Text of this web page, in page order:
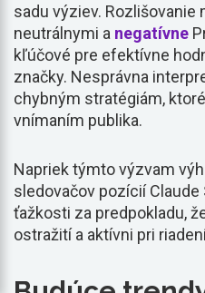
sadu výziev.
neutrálnymi a negatívne
kľúčové pre efektívne
značky. Nesprávna
chybným stratégiám,
vnímaním publika.
Napriek týmto výzvam
sledovačov pozícií Claude
ťažkosti za predpokladu,
ostražití a aktívni pri